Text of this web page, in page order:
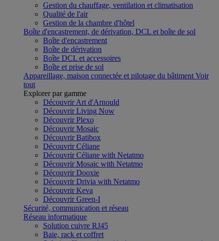
Gestion du chauffage, ventilation et climatisation
Qualité de l'air
Gestion de la chambre d'hôtel
Boîte d'encastrement, de dérivation, DCL et boîte de sol
Boîte d'encastrement
Boîte de dérivation
Boîte DCL et accessoires
Boîte et prise de sol
Appareillage, maison connectée et pilotage du bâtiment Voir
tout
Explorer par gamme
Découvrir Art d'Arnould
Découvrir Living Now
Découvrir Plexo
Découvrir Mosaic
Découvrir Batibox
Découvrir Céliane
Découvrir Céliane with Netatmo
Découvrir Mosaic with Netatmo
Découvrir Dooxie
Découvrir Drivia with Netatmo
Découvrir Keva
Découvrir Green-I
Sécurité, communication et réseau
Réseau informatique
Solution cuivre RJ45
Baie, rack et coffret